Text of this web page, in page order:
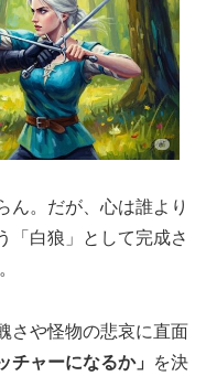
ん。だが、心は誰より
「白狼」として完成さ
さや怪物の悲哀に直面
チャーになるか」 を決